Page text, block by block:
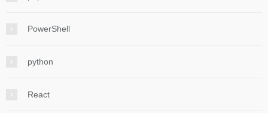
PowerShell
python
React